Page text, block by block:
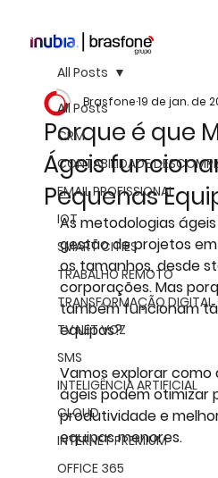
All Posts
CRM
CONTABILIDADE
EMAIL PROFISSIONAL
IOT
SMART CITIES
TRABALHO REMOTO
TRANSFORMAÇÃO DIGITAL
TV NET VOZ
SMS
INTELIGÊNCIA ARTIFICIAL
CLOUD
INTERNET PREMIUM
OFFICE 365
All Posts
Porque é que
Ágeis
Pequenas
Brasfone19 de jan. de
As metodologias
gestão de projetos
os tamanhos, desde
corporações. Mas
também funcionam
equipas?
Vamos explorar como
ágeis podem otimizar
produtividade e
equipas menores.